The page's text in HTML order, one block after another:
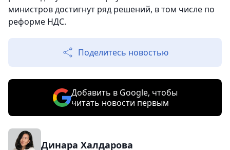
министров достигнут ряд решений, в том числе по
реформе НДС.
Поделитесь новостью
Добавить в Google, чтобы
читать новости первым
Динара Халдарова